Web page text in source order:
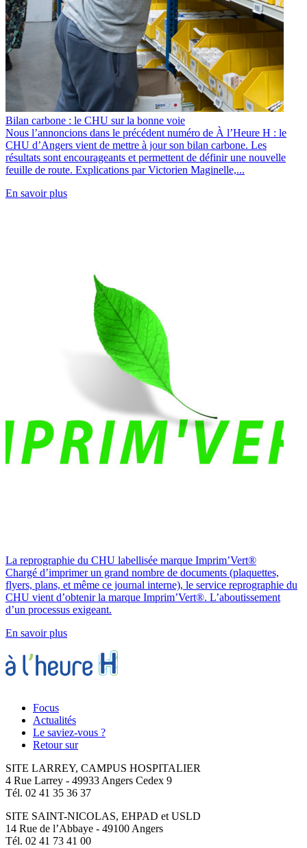
Bilan carbone : le CHU sur la bonne voie
Nous l’annoncions dans le précédent numéro de À l’Heure H : le
CHU d’Angers vient de mettre à jour son bilan carbone. Les
résultats sont encourageants et permettent de définir une nouvelle
feuille de route. Explications par Victorien Maginelle,...
En savoir plus
La reprographie du CHU labellisée marque Imprim’Vert®
Chargé d’imprimer un grand nombre de documents (plaquettes,
flyers, plans, et même ce journal interne), le service reprographie du
CHU vient d’obtenir la marque Imprim’Vert®. L’aboutissement
d’un processus exigeant.
En savoir plus
Focus
Actualités
Le saviez-vous ?
Retour sur
SITE LARREY, CAMPUS HOSPITALIER
4 Rue Larrey - 49933 Angers Cedex 9
Tél. 02 41 35 36 37
SITE SAINT-NICOLAS, EHPAD et USLD
14 Rue de l’Abbaye - 49100 Angers
Tél. 02 41 73 41 00